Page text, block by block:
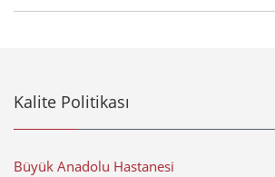
Kalite Politikası
Büyük Anadolu Hastanesi